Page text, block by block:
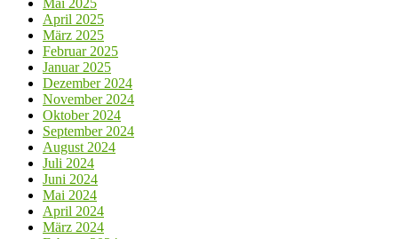
April 2025
März 2025
Februar 2025
Januar 2025
Dezember 2024
November 2024
Oktober 2024
September 2024
August 2024
Juli 2024
Juni 2024
Mai 2024
April 2024
März 2024